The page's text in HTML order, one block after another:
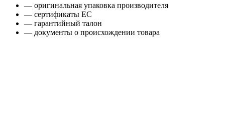
— оригинальная упаковка производителя
— сертификаты ЕС
— гарантийный талон
— документы о происхождении товара